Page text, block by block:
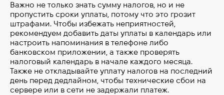
Важно не только знать сумму налогов, но и не
пропустить сроки уплаты, потому что это грозит
штрафами. Чтобы избежать неприятностей,
рекомендуем добавить даты уплаты в календарь или
настроить напоминания в телефоне либо
банковском приложении, а также проверять
налоговый календарь в начале каждого месяца.
Также не откладывайте уплату налогов на последний
день перед дедлайном, чтобы технические сбои на
сервере или в сети не задержали платеж.